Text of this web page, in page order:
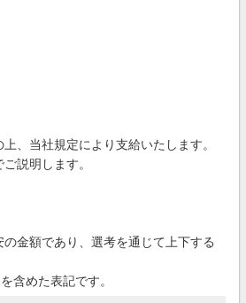
、当社規定により支給いたします。
説明します。
金額であり、選考を通じて上下する
含めた表記です。